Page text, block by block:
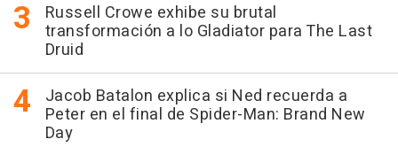
Russell Crowe exhibe su brutal
transformación a lo Gladiator para The Last
Druid
Jacob Batalon explica si Ned recuerda a
Peter en el final de Spider-Man: Brand New
Day